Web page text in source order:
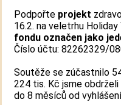
Podpořte projekt
16.2. na veletrhu Holiday
fondu označen jako
Číslo účtu: 82262329/
Soutěže se zúčastnilo
224 tis. Kč jsme
do 8 měsíců od